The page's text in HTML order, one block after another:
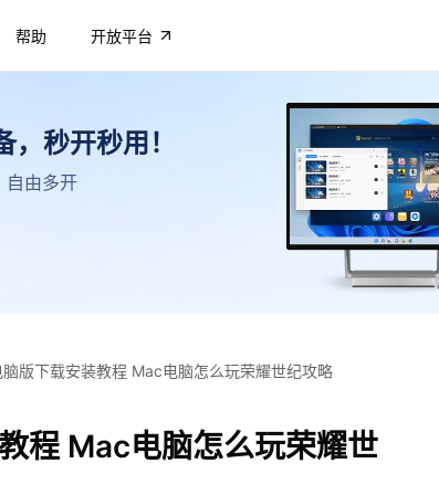
帮助 开放平台
秒开秒用！
自由多开
版下载安装教程 Mac电脑怎么玩荣耀世纪攻略
程 Mac电脑怎么玩荣耀世